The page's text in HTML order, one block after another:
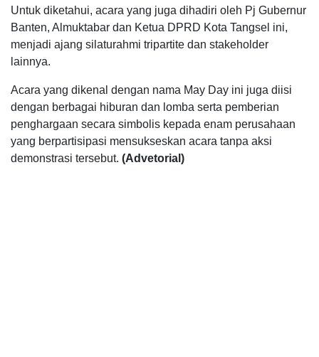
Untuk diketahui, acara yang juga dihadiri oleh Pj Gubernur
Banten, Almuktabar dan Ketua DPRD Kota Tangsel ini,
menjadi ajang silaturahmi tripartite dan stakeholder
lainnya.
Acara yang dikenal dengan nama May Day ini juga diisi
dengan berbagai hiburan dan lomba serta pemberian
penghargaan secara simbolis kepada enam perusahaan
yang berpartisipasi mensukseskan acara tanpa aksi
demonstrasi tersebut. (Advetorial)